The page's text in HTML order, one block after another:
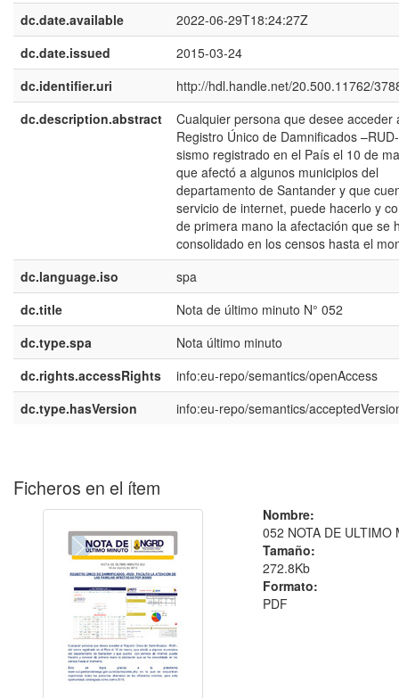
dc.date.available
2022-06-29T18:24:27Z
dc.date.issued
2015-03-24
dc.identifier.uri
http://hdl.handle.net/20.500.11762/
dc.description.abstract
Cualquier persona que desee acceder
Registro Único de Damnificados
sismo registrado en el País el 10 de
que afectó a algunos municipios del
departamento de Santander y que
servicio de internet, puede hacerlo y
de primera mano la afectación que se
consolidado en los censos hasta el
dc.language.iso
spa
dc.title
Nota de último minuto N° 052
dc.type.spa
Nota último minuto
dc.rights.accessRights
info:eu-repo/semantics/openAccess
dc.type.hasVersion
info:eu-repo/semantics/
Ficheros en el ítem
Nombre:
052 NOTA DE ULTIMO
Tamaño:
272.8Kb
Formato:
PDF